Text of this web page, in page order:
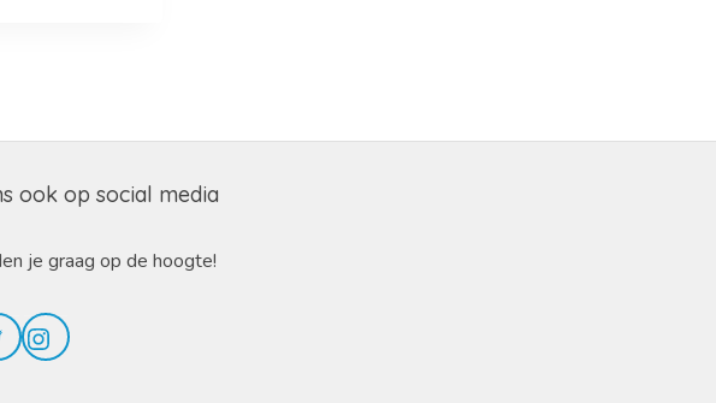
ook op social media
je graag op de hoogte!
Instagram